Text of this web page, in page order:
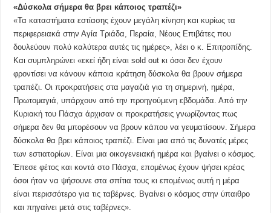
«Δύσκολα σήμερα θα βρει κάποιος τραπέζι»
«Τα καταστήματα εστίασης έχουν μεγάλη κίνηση και κυρίως τα
περιφερειακά στην Αγία Τριάδα, Περαία, Νέους Επιβάτες που
δουλεύουν πολύ καλύτερα αυτές τις ημέρες», λέει ο κ. Επιτροπίδης.
Και συμπληρώνει «εκεί ήδη είναι sold out κι όσοι δεν έχουν
φροντίσει να κάνουν κάποια κράτηση δύσκολα θα βρουν σήμερα
τραπέζι. Οι προκρατήσεις στα μαγαζιά για τη σημερινή, ημέρα,
Πρωτομαγιά, υπάρχουν από την προηγούμενη εβδομάδα. Από την
Κυριακή του Πάσχα άρχισαν οι προκρατήσεις γνωρίζοντας πως
σήμερα δεν θα μπορέσουν να βρουν κάπου να γευματίσουν. Σήμερα
δύσκολα θα βρει κάποιος τραπέζι. Είναι μια από τις δυνατές μέρες
των εστιατορίων. Είναι μια οικογενειακή ημέρα και βγαίνει ο κόσμος.
Έπεσε φέτος και κοντά στο Πάσχα, επομένως έχουν ψήσει κρέας
όσοι ήταν να ψήσουνε στα σπίτια τους κι επομένως αυτή η μέρα
είναι περισσότερο για τις ταβέρνες. Βγαίνει ο κόσμος στην ύπαιθρο
και πηγαίνει μετά στις ταβέρνες».